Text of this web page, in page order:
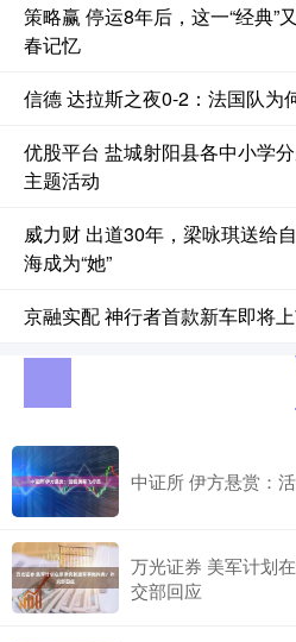
策略赢 停运8年后，这一“经典”
春记忆
信德 达拉斯之夜0-2：法国队为
优股平台 盐城射阳县各中小学
主题活动
威力财 出道30年，梁咏琪送给
海成为“她”
京融实配 神行者首款新车即将
中证所 伊方悬赏：
万光证券 美军计划
交部回应